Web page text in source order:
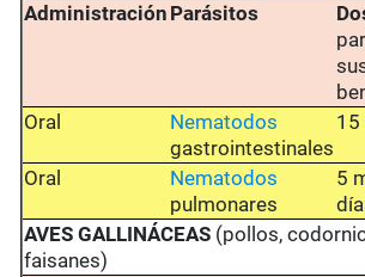
Administración Parásitos
Oral
Nematodos
gastrointestinales
Oral
Nematodos
pulmonares
5
AVES GALLINÁCEAS (pollos,
faisanes)